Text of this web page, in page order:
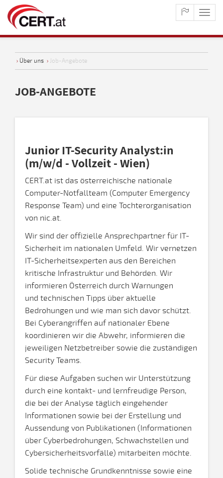
› Über uns › Job-Angebote
JOB-ANGEBOTE
Junior IT-Security Analyst:in
(m/w/d - Vollzeit - Wien)
CERT.at ist das österreichische nationale
Computer-Notfallteam (Computer Emergency
Response Team) und eine Tochterorganisation
von nic.at.
Wir sind der offizielle Ansprechpartner für IT-
Sicherheit im nationalen Umfeld. Wir vernetzen
IT-Sicherheitsexperten aus den Bereichen
kritische Infrastruktur und Behörden. Wir
informieren Österreich durch Warnungen
und technischen Tipps über aktuelle
Bedrohungen und wie man sich davor schützt.
Bei Cyberangriffen auf nationaler Ebene
koordinieren wir die Abwehr, informieren die
jeweiligen Netzbetreiber sowie die zuständigen
Security Teams.
Für diese Aufgaben suchen wir Unterstützung
durch eine kontakt- und lernfreudige Person,
die bei der Analyse täglich eingehender
Informationen sowie bei der Erstellung und
Aussendung von Publikationen (Informationen
über Cyberbedrohungen, Schwachstellen und
Cybersicherheitsvorfälle) mitarbeiten möchte.
Solide technische Grundkenntnisse sowie eine